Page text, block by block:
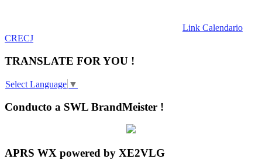
Link Calendario
CRECJ
TRANSLATE FOR YOU !
Select Language ▼
Conducto a SWL BrandMeister !
APRS WX powered by XE2VLG